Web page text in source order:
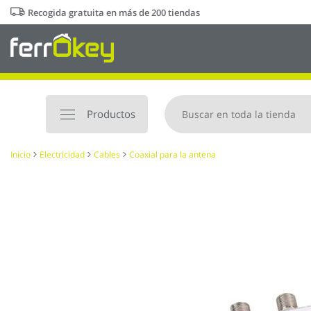
Ir
al
contenido
Recogida gratuita en más de 200 tiendas
Productos
Inicio Electricidad Cables Coaxial para la antena